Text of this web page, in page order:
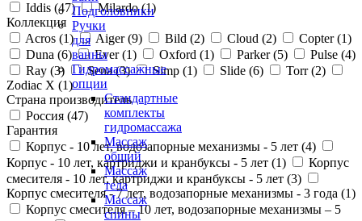
Подголовники
Ручки
для
ванны
Гидромассажные
опции
Стандартные
комплекты
гидромассажа
Массаж
общий
Массаж
тела
Массаж
спины
Iddis (47) Milardo (1)
Коллекция
Acros (1) Aiger (9) Bild (2) Cloud (2) Copter (1)
Duna (6) Ever (1) Oxford (1) Parker (5) Pulse (4)
Ray (3) Sena (3) Simp (1) Slide (6) Torr (2)
Zodiac X (1)
Страна производитель
Россия (47)
Гарантия
Корпус - 10 лет, водозапорные механизмы - 5 лет (4)
Корпус - 10 лет, картриджи и кранбуксы - 5 лет (1)
Корпус
смесителя - 10 лет, картриджи и кранбуксы - 5 лет (3)
Корпус смесителя - 7 лет, водозапорные механизмы - 3 года (1)
Корпус смесителя – 10 лет, водозапорные механизмы – 5